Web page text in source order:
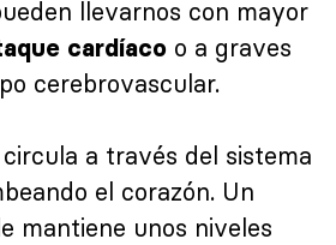
llevarnos con mayor
cardíaco o a graves
cerebrovascular.
a través del sistema
el corazón. Un
mantiene unos niveles